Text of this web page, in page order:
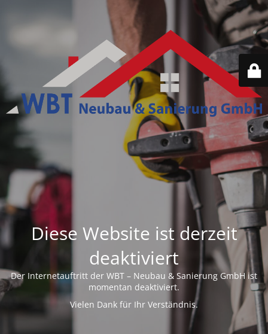
Diese Website ist derzeit
deaktiviert
Der Internetauftritt der WBT – Neubau & Sanierung GmbH ist
momentan deaktiviert.
Vielen Dank für Ihr Verständnis.